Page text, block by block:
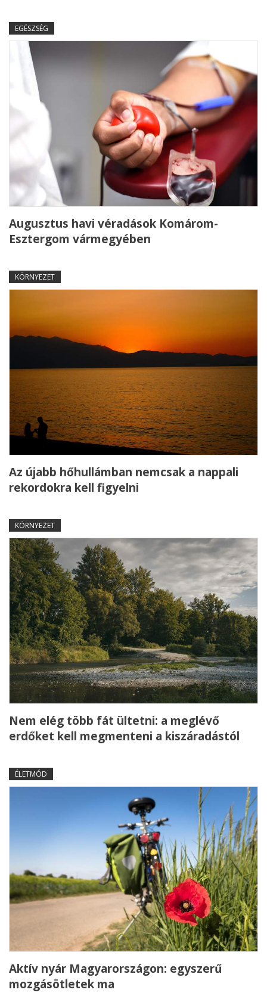
EGÉSZSÉG
Augusztus havi véradások Komárom-
Esztergom vármegyében
KÖRNYEZET
Az újabb hőhullámban nemcsak a nappali
rekordokra kell figyelni
KÖRNYEZET
Nem elég több fát ültetni: a meglévő
erdőket kell megmenteni a kiszáradástól
ÉLETMÓD
Aktív nyár Magyarországon: egyszerű
mozgásötletek ma